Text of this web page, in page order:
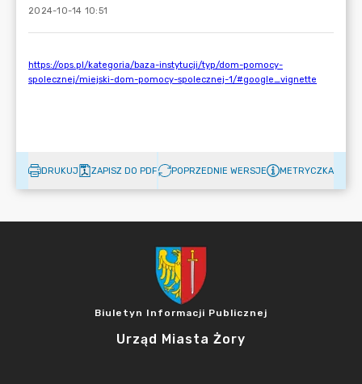
2024-10-14 10:51
DRUKUJ ZAPISZ DO PDF POPRZEDNIE WERSJE METRYCZKA
Biuletyn Informacji Publicznej
Urząd Miasta Żory